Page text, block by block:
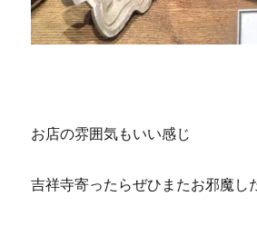
お店の雰囲気もいい感じ
吉祥寺寄ったらぜひまたお邪魔し